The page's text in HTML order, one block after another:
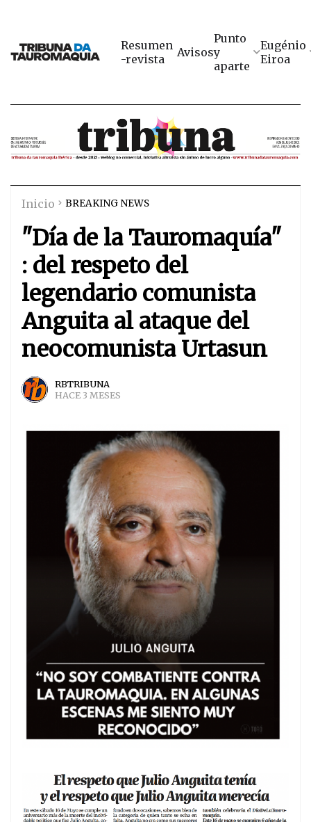
Resumen
-revista
Avisos
Punto
y
aparte
Eugénio
Eiroa
Inicio BREAKING NEWS
"Día de la Tauromaquía"
: del respeto del
legendario comunista
Anguita al ataque del
neocomunista Urtasun
RBTRIBUNA
HACE 3 MESES